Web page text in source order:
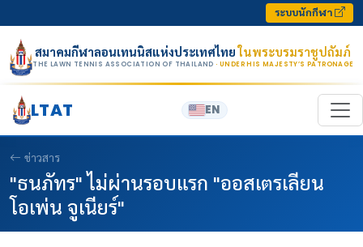
ระบบนักกีฬา
สมาคมกีฬาลอนเทนนิสแห่งประเทศไทยในพระบรมราชูปถัมภ์
THE LAWN TENNIS ASSOCIATION OF THAILAND · UNDER HIS MAJESTY’S PATRONAGE
LTAT EN
ข่าวสาร
"ธนภัทร" ไม่ผ่านรอบแรก "ออสเตรเลียน
โอเพ่น จูเนียร์"